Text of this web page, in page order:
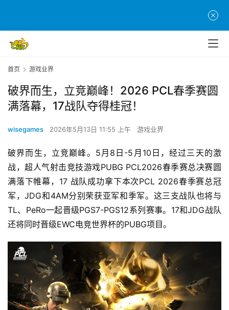
首页 游戏业界
破界而生，立竞巅峰！2026 PCL春季赛圆
满落幕，17战队夺得桂冠！
wisegames 2026年5月13日 11:55 上午 游戏业界
破界而生，立竞巅峰。5月8日-5月10日，经过三天的激
战，超人气射击竞技游戏PUBG PCL2026春季赛总决赛圆
满落下帷幕，17 战队成功拿下本次PCL 2026春季赛总冠
军，JDG和4AM分别荣获亚军和季军。这三支战队也将与
TL、PeRo一起晋级PGS7-PGS12系列赛事。17和JDG战队
还将同时晋级EWC电竞世界杯的PUBG项目。